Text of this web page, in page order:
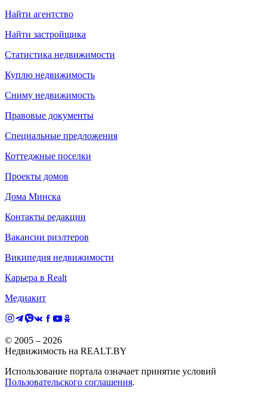
Найти агентство
Найти застройщика
Статистика недвижимости
Куплю недвижимость
Сниму недвижимость
Правовые документы
Специальные предложения
Коттеджные поселки
Проекты домов
Дома Минска
Контакты редакции
Вакансии риэлтеров
Википедия недвижимости
Карьера в Realt
Медиакит
© 2005 – 2026
Недвижимость на REALT.BY
Использование портала означает принятие условий
Пользовательского соглашения.